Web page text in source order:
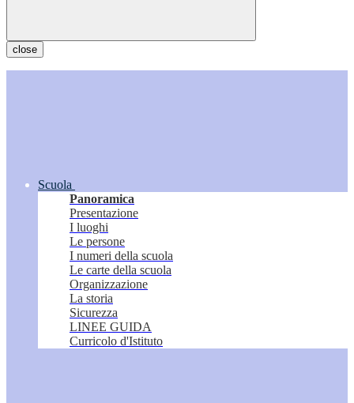
close
Scuola
Panoramica
Presentazione
I luoghi
Le persone
I numeri della scuola
Le carte della scuola
Organizzazione
La storia
Sicurezza
LINEE GUIDA
Curricolo d'Istituto